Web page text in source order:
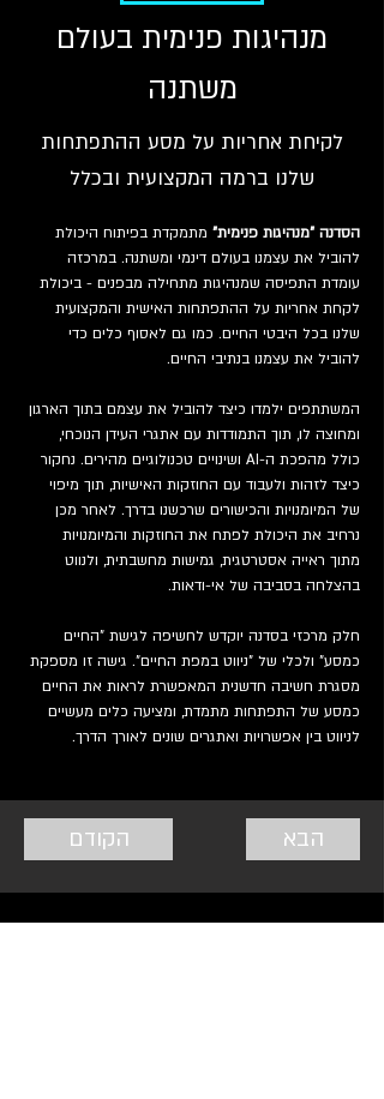
מנהיגות פנימית בעולם
משתנה
לקיחת אחריות על מסע ההתפתחות
שלנו ברמה המקצועית ובכלל
הסדנה "מנהיגות פנימית" מתמקדת בפיתוח היכולת
להוביל את עצמנו בעולם דינמי ומשתנה. במרכזה
עומדת התפיסה שמנהיגות מתחילה מבפנים - ביכולת
לקחת אחריות על ההתפתחות האישית והמקצועית
שלנו בכל היבטי החיים. כמו גם לאסוף כלים כדי
להוביל את עצמנו בנתיבי החיים.
המשתתפים ילמדו כיצד להוביל את עצמם בתוך הארגון
ומחוצה לו, תוך התמודדות עם אתגרי העידן הנוכחי,
כולל מהפכת ה-AI ושינויים טכנולוגיים מהירים. נחקור
כיצד לזהות ולעבוד עם החוזקות האישיות, תוך מיפוי
של המיומנויות והכישורים שרכשנו בדרך. לאחר מכן
נרחיב את היכולת לפתח את החוזקות והמיומנויות
מתוך ראייה אסטרטגית, גמישות מחשבתית, ולנווט
בהצלחה בסביבה של אי-ודאות.
חלק מרכזי בסדנה יוקדש לחשיפה לגישת "החיים
כמסע" ולכלי של "ניווט במפת החיים". גישה זו מספקת
מסגרת חשיבה חדשנית המאפשרת לראות את החיים
כמסע של התפתחות מתמדת, ומציעה כלים מעשיים
לניווט בין אפשרויות ואתגרים שונים לאורך הדרך.
הקודם הבא